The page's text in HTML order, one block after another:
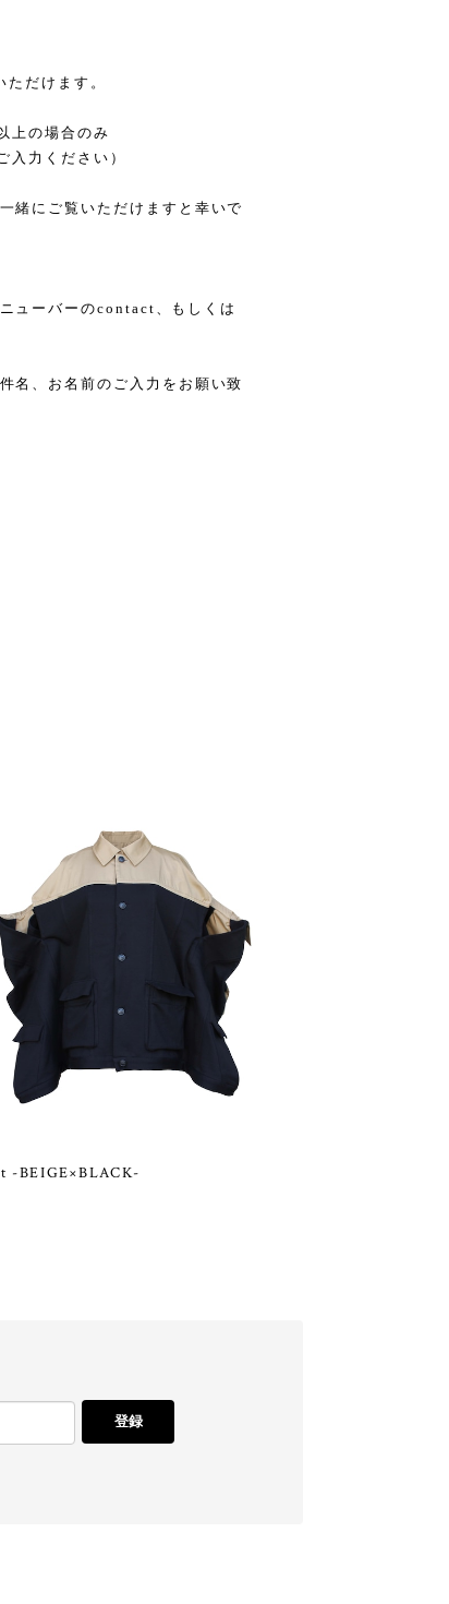
だけます。
上の場合のみ
力ください）
緒にご覧いただけますと幸いで
ューバーのcontact、もしくは
名、お名前のご入力をお願い致
-BEIGE×BLACK-
登録